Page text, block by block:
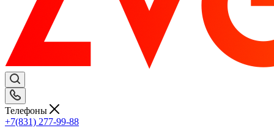
Телефоны
+7(831) 277-99-88